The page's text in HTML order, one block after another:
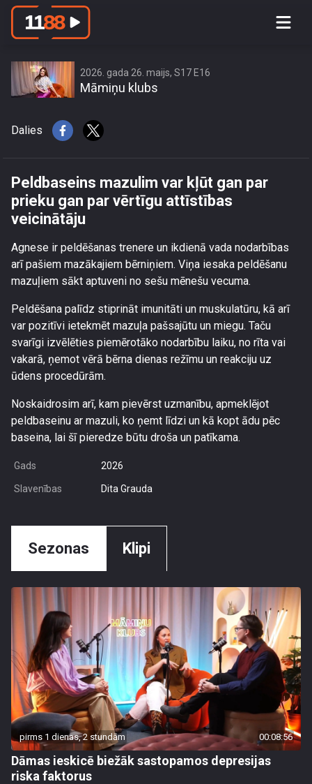
Peldbaseins mazulim var kļūt gan par
2026. gada 26. maijs, S17 E16
Māmiņu klubs
Dalies
Peldbaseins mazulim var kļūt gan par
prieku gan par vērtīgu attīstības
veicinātāju
Agnese ir peldēšanas trenere un ikdienā vada nodarbības
arī pašiem mazākajiem bērniņiem. Viņa iesaka peldēšanu
mazuļiem sākt aptuveni no sešu mēnešu vecuma.
Peldēšana palīdz stiprināt imunitāti un muskulatūru, kā arī
var pozitīvi ietekmēt mazuļa pašsajūtu un miegu. Taču
svarīgi izvēlēties piemērotāko nodarbību laiku, no rīta vai
vakarā, ņemot vērā bērna dienas režīmu un reakciju uz
ūdens procedūrām.
Noskaidrosim arī, kam pievērst uzmanību, apmeklējot
peldbaseinu ar mazuli, ko ņemt līdzi un kā kopt ādu pēc
baseina, lai šī pieredze būtu droša un patīkama.
Gads 2026
Slavenības Dita Grauda
Sezonas Klipi
pirms 1 dienas, 2 stundām 00:08:56
Dāmas ieskicē biežāk sastopamos depresijas
riska faktorus